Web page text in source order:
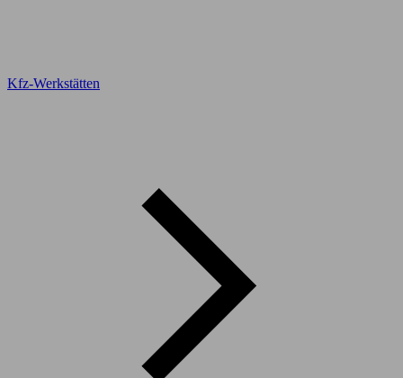
Kfz-Werkstätten